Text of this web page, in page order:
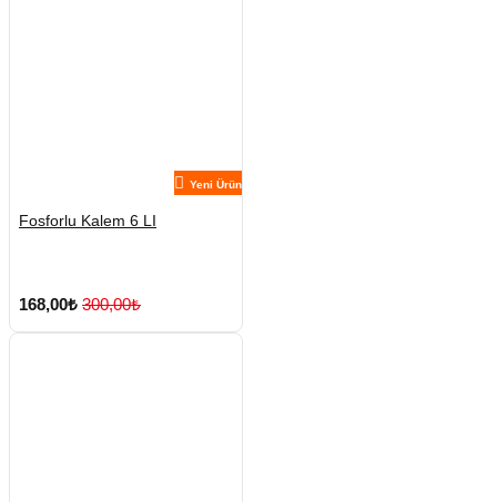
Yeni Ürün
Fosforlu Kalem 6 LI
168,00₺ 300,00₺